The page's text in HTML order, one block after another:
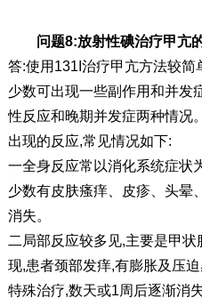
问题8:放射性碘治疗甲亢
答:使用131I治疗甲亢方法较简
少数可出现一些副作用和并发
性反应和晚期并发症两种情况
出现的反应,常见情况如下:
一全身反应常以消化系统症状
少数有皮肤瘙痒、皮疹、头晕
消失。
二局部反应较多见,主要是甲
现,患者颈部发痒,有膨胀及压
特殊治疗,数天或1周后逐渐消失